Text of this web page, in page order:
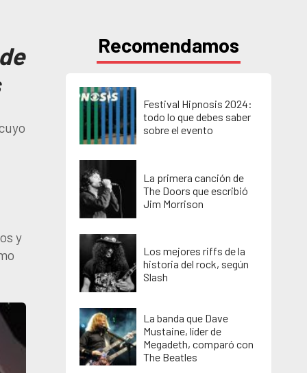
y
Recomendamos
Festival Hipnosis 2024:
todo lo que debes saber
sobre el evento
La primera canción de
The Doors que escribió
Jim Morrison
Los mejores riffs de la
historia del rock, según
Slash
La banda que Dave
Mustaine, líder de
Megadeth, comparó con
The Beatles